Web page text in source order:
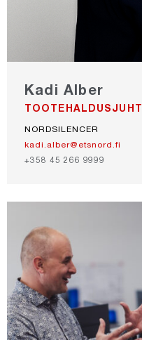
Kadi Alber
TOOTEHALDUSJUHT
NORDSILENCER
kadi.alber@etsnord.fi
+358 45 266 9999